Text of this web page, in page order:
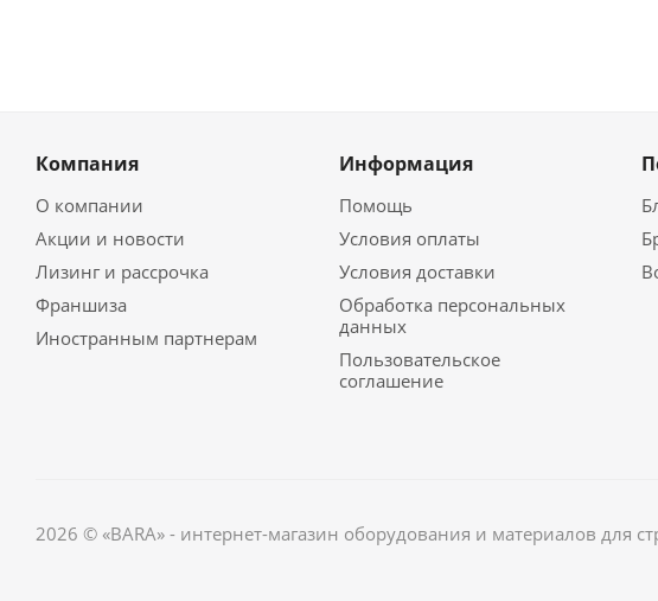
Компания
О компании
Акции и новости
Лизинг и рассрочка
Франшиза
Иностранным партнерам
Информация
Помощь
Условия оплаты
Условия доставки
Обработка персональных
данных
Пользовательское
соглашение
2026 © «BARA» - интернет-магазин оборудования и материалов для